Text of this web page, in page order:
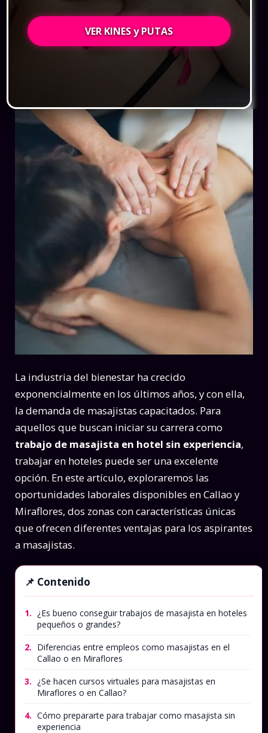
La industria del bienestar ha crecido
exponencialmente en los últimos años, y con ella,
la demanda de masajistas capacitados. Para
aquellos que buscan iniciar su carrera como
trabajo de masajista en hotel sin experiencia,
trabajar en hoteles puede ser una excelente
opción. En este artículo, exploraremos las
oportunidades laborales disponibles en Callao y
Miraflores, dos zonas con características únicas
que ofrecen diferentes ventajas para los aspirantes
a masajistas.
Contenido
1. ¿Es bueno conseguir trabajos de masajista en hoteles
pequeños o grandes?
2. Diferencias entre empleos como masajistas en el
Callao o en Miraflores
3. ¿Se hacen cursos virtuales para masajistas en
Miraflores o en Callao?
4. Cómo prepararte para trabajar como masajista sin
experiencia
VER KINES y PUTAS